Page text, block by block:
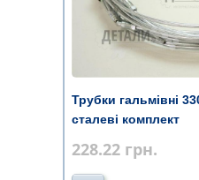
Трубки гальмівні
сталеві комплект
228.22 грн.